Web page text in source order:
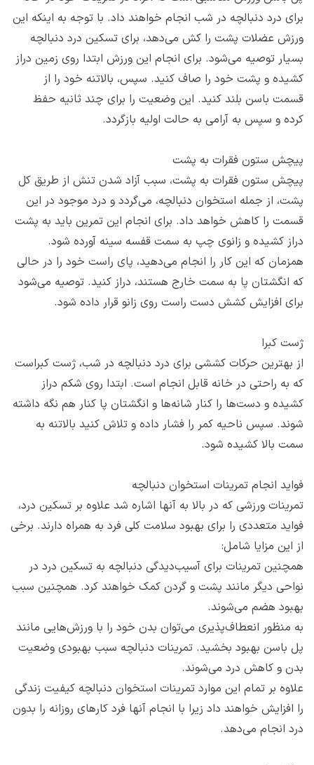
برای درد دنبالچه در شب انجام خواهند داد. با توجه به اینکه این
ورزش عضلات پشت را کش می‌دهد، برای تسکین درد دنبالچه
بسیار توصیه می‌شود. برای انجام این ورزش ابتدا روی زمین دراز
کشیده و پشت خود را صاف کنید. سپس، بالاتنه خود را از
قسمت باسن بلند کنید. این وضعیت را برای چند ثانیه حفظ
کرده و سپس به آرامی به حالت اولیه بازگردد.
پیچش ستون فقرات به پشت
پیچش ستون فقرات به پشت، سبب آزاد شدن تنش از طریق کل
پشت، از جمله استخوان دنبالچه، می‌گردد و درد موجود در این
قسمت را کاهش خواهد داد. برای انجام این تمرین باید به پشت
دراز کشیده و زانوی چپ به سمت قفسه سینه آورده شود.
همزمان که این کار را انجام می‌دهید، پای راست خود را در حالی
که انگشتان پا به سمت خارج هستند، دراز کنید. توصیه می‌شود
برای افزایش کشش دست راست روی زانو قرار داده شود.
ژست کبرا
از بهترین حرکات کششی برای درد دنبالچه در شب، ژست کبراست
که به راحتی در خانه قابل انجام است. ابتدا روی شکم دراز
کشیده و دست‌‌ها را کنار شانه‌‌ها و انگشتان پا کنار هم نگه داشته
شوند. سپس ناحیه کمر را فشار داده و تلاش کنید بالاتنه به
سمت بالا کشیده شود.
فواید انجام تمرینات استخوان دنبالچه
تمرینات ورزشی که در بالا به آنها اشاره شد علاوه بر تسکین درد،
فواید متعددی را برای بهبود سلامت کلی فرد به همراه دارند. برخی
از این مزایا شامل:
همچنین تمرینات برای آسیب‌دیدگی دنبالچه به تسکین درد در
نواحی دیگر مانند پشت و گردن کمک خواهند کرد. همچنین سبب
بهبود هضم می‌شوند.
به منظور‌ انعطاف‌‌پذیری می‌توان بدن خود را با ورزش‌‌هایی مانند
پل باسن بهبود بخشید. تمرینات دنبالچه سبب بهبودی وضعیت
بدن و کاهش درد می‌شوند.
علاوه بر تمام این موارد تمرینات استخوان دنبالچه کیفیت زندگی
را افزایش خواهند داد زیرا با انجام آنها فرد کارهای روزانه را بدون
درد انجام می‌دهد.